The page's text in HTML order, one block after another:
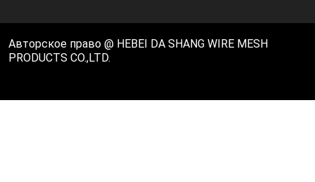
Авторское право @ HEBEI DA SHANG WIRE MESH
PRODUCTS CO.,LTD.